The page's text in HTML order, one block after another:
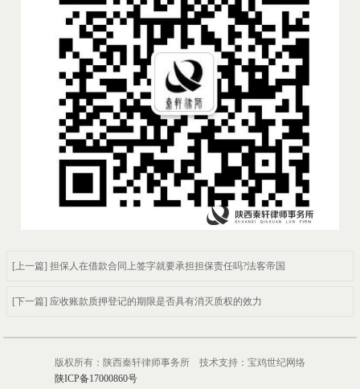
[上一篇] 担保人在借款合同上签字就要承担担保责任吗?法客帝国
[下一篇] 应收账款质押登记的期限是否具有消灭质权的效力
版权所有：陕西秦轩律师事务所 技术支持：宝鸡世纪网络
陕ICP备17000860号